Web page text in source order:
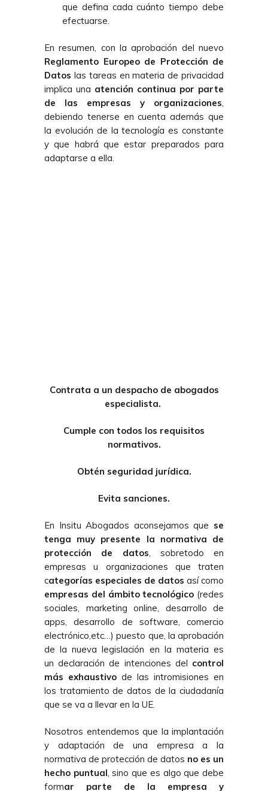
que defina cada cuánto tiempo debe
efectuarse.
En resumen, con la aprobación del nuevo
Reglamento Europeo de Protección de
Datos las tareas en materia de privacidad
implica una atención continua por parte
de las empresas y organizaciones,
debiendo tenerse en cuenta además que
la evolución de la tecnología es constante
y que habrá que estar preparados para
adaptarse a ella.
Contrata a un despacho de abogados
especialista.
Cumple con todos los requisitos
normativos.
Obtén seguridad jurídica.
Evita sanciones.
En Insitu Abogados aconsejamos que se
tenga muy presente la normativa de
protección de datos, sobretodo en
empresas u organizaciones que traten
categorías especiales de datos así como
empresas del ámbito tecnológico (redes
sociales, marketing online, desarrollo de
apps, desarrollo de software, comercio
electrónico,etc…) puesto que, la aprobación
de la nueva legislación en la materia es
un declaración de intenciones del control
más exhaustivo de las intromisiones en
los tratamiento de datos de la ciudadanía
que se va a llevar en la UE.
Nosotros entendemos que la implantación
y adaptación de una empresa a la
normativa de protección de datos no es un
hecho puntual, sino que es algo que debe
formar parte de la empresa y